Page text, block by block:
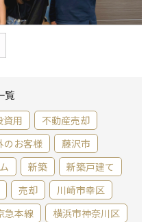
覧
資用
不動産売却
のお客様
藤沢市
新築
新築戸建て
売却
川崎市幸区
急本線
横浜市神奈川区